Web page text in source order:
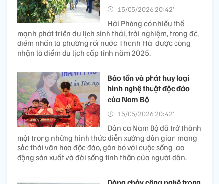
15/05/2026 20:42’
Hải Phòng có nhiều thế
mạnh phát triển du lịch sinh thái, trải nghiệm, trong đó,
điểm nhấn là phường rối nước Thanh Hải được công
nhận là điểm du lịch cấp tỉnh năm 2025.
Bảo tồn và phát huy loại
hình nghệ thuật độc đáo
của Nam Bộ
15/05/2026 20:42’
Dân ca Nam Bộ đã trở thành
một trong những hình thức diễn xướng dân gian mang
sắc thái văn hóa độc đáo, gắn bó với cuộc sống lao
động sản xuất và đời sống tinh thần của người dân.
Dòng chảy công nghệ trong